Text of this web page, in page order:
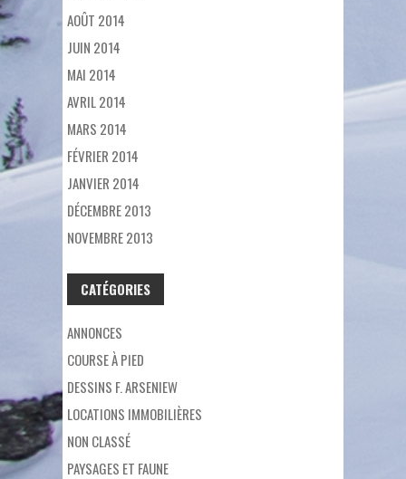
AOÛT 2014
JUIN 2014
MAI 2014
AVRIL 2014
MARS 2014
FÉVRIER 2014
JANVIER 2014
DÉCEMBRE 2013
NOVEMBRE 2013
CATÉGORIES
ANNONCES
COURSE À PIED
DESSINS F. ARSENIEW
LOCATIONS IMMOBILIÈRES
NON CLASSÉ
PAYSAGES ET FAUNE